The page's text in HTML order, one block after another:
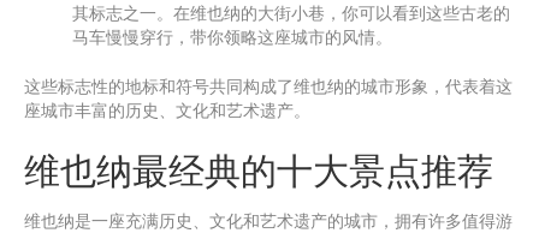
其标志之一。在维也纳的大街小巷，你可以看到这些古老的
马车慢慢穿行，带你领略这座城市的风情。
这些标志性的地标和符号共同构成了维也纳的城市形象，代表着这
座城市丰富的历史、文化和艺术遗产。
维也纳最经典的十大景点推荐
维也纳是一座充满历史、文化和艺术遗产的城市，拥有许多值得游